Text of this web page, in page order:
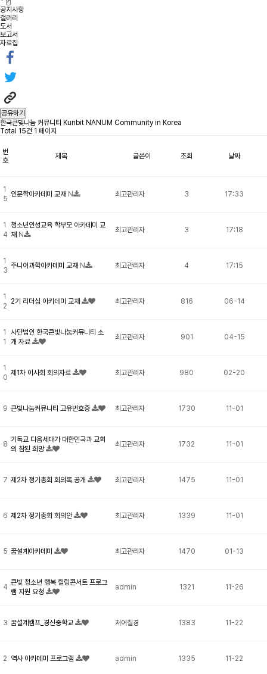
공지사항
갤러리
도서
보고서
자료집
공유하기
한국큰빛나눔 커뮤니티 Kunbit NANUM Community in Korea
Total 15건 1 페이지
번
호
제목 글쓴이 조회 날짜
1
5
인문학아카데미 교재 N 최고관리자 3 17:33
1
4
청소년인성교육 학부모 아카데미 교
재 N
최고관리자 3 17:18
1
3
주니어과학아카데미 교재 N 최고관리자 4 17:15
1
2
2기 리더십 아카데미 교재 최고관리자 816 06-14
1
1
사단법인 한국큰빛나눔커뮤니티 소
개 자료
최고관리자 901 04-15
1
0
제1차 이사회 회의자료 최고관리자 980 02-20
9 큰빛나눔커뮤니티 고유번호증 최고관리자 1730 11-01
8
기독교 다음세대가 대한민국과 교회
의 참된 희망
최고관리자 1732 11-01
7 제2차 정기총회 회의록 공개 최고관리자 1475 11-01
6 제2차 정기총회 회의안 최고관리자 1339 11-01
5 꿈설계아카데미 최고관리자 1470 01-13
4
큰빛 청소년 행복 힐링콘서트 프로그
램 지원 요청
admin 1321 11-26
3 꿈설계캠프_경신중학교 처어칠경 1383 11-22
2 역사 아카데미 프로그램 admin 1335 11-22